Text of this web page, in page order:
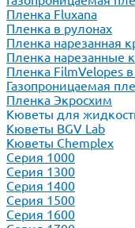
Пленка Fluxana
Пленка в рулонах
Пленка нарезанная
Пленка нарезанные
Пленка FilmVelopes
Газопроницаемая
Пленка Экросхим
Кюветы для
Кюветы BGV Lab
Кюветы Chemplex
Серия 1000
Серия 1300
Серия 1400
Серия 1500
Серия 1600